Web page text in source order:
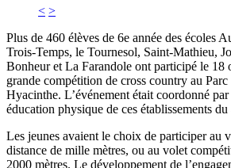
< >
Plus de 460 élèves de 6e année des écoles
Trois-Temps, le Tournesol, Saint-Mathieu,
Bonheur et La Farandole ont participé le 18
grande compétition de cross country au Parc
Hyacinthe. L’événement était coordonné par
éducation physique de ces établissements
Les jeunes avaient le choix de participer au
distance de mille mètres, ou au volet
2000 mètres. Le développement de